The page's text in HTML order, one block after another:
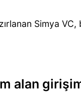
Simya VC,
alan